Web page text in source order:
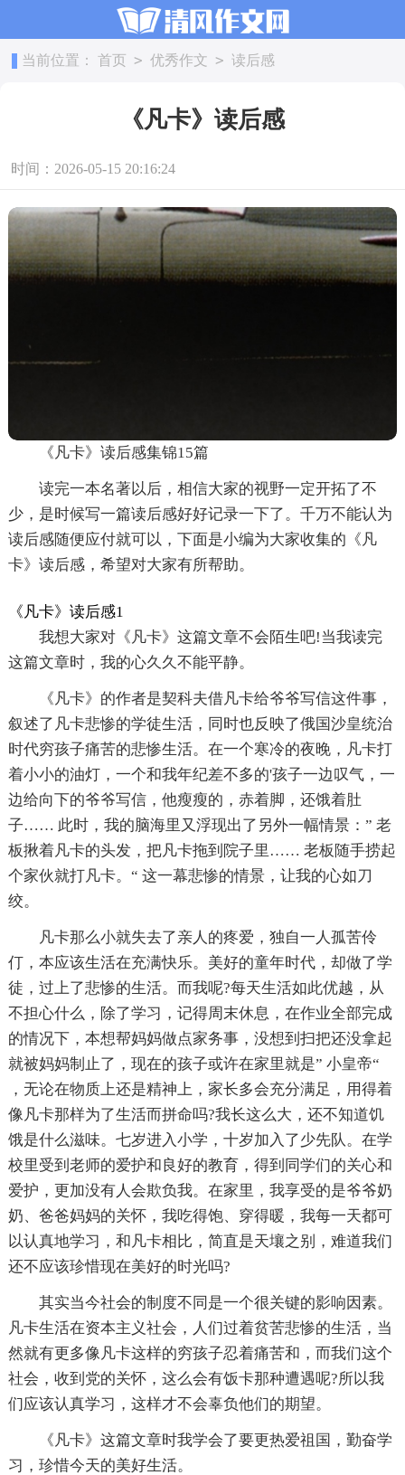
当前位置： 首页 > 优秀作文 > 读后感
《凡卡》读后感
时间：2026-05-15 20:16:24
《凡卡》读后感集锦15篇
读完一本名著以后，相信大家的视野一定开拓了不
少，是时候写一篇读后感好好记录一下了。千万不能认为
读后感随便应付就可以，下面是小编为大家收集的《凡
卡》读后感，希望对大家有所帮助。
《凡卡》读后感1
我想大家对《凡卡》这篇文章不会陌生吧!当我读完
这篇文章时，我的心久久不能平静。
《凡卡》的作者是契科夫借凡卡给爷爷写信这件事，
叙述了凡卡悲惨的学徒生活，同时也反映了俄国沙皇统治
时代穷孩子痛苦的悲惨生活。在一个寒冷的夜晚，凡卡打
着小小的油灯，一个和我年纪差不多的'孩子一边叹气，一
边给向下的爷爷写信，他瘦瘦的，赤着脚，还饿着肚
子…… 此时，我的脑海里又浮现出了另外一幅情景：” 老
板揪着凡卡的头发，把凡卡拖到院子里…… 老板随手捞起
个家伙就打凡卡。“ 这一幕悲惨的情景，让我的心如刀
绞。
凡卡那么小就失去了亲人的疼爱，独自一人孤苦伶
仃，本应该生活在充满快乐。美好的童年时代，却做了学
徒，过上了悲惨的生活。而我呢?每天生活如此优越，从
不担心什么，除了学习，记得周末休息，在作业全部完成
的情况下，本想帮妈妈做点家务事，没想到扫把还没拿起
就被妈妈制止了，现在的孩子或许在家里就是” 小皇帝“
，无论在物质上还是精神上，家长多会充分满足，用得着
像凡卡那样为了生活而拼命吗?我长这么大，还不知道饥
饿是什么滋味。七岁进入小学，十岁加入了少先队。在学
校里受到老师的爱护和良好的教育，得到同学们的关心和
爱护，更加没有人会欺负我。在家里，我享受的是爷爷奶
奶、爸爸妈妈的关怀，我吃得饱、穿得暖，我每一天都可
以认真地学习，和凡卡相比，简直是天壤之别，难道我们
还不应该珍惜现在美好的时光吗?
其实当今社会的制度不同是一个很关键的影响因素。
凡卡生活在资本主义社会，人们过着贫苦悲惨的生活，当
然就有更多像凡卡这样的穷孩子忍着痛苦和，而我们这个
社会，收到党的关怀，这么会有饭卡那种遭遇呢?所以我
们应该认真学习，这样才不会辜负他们的期望。
《凡卡》这篇文章时我学会了要更热爱祖国，勤奋学
习，珍惜今天的美好生活。